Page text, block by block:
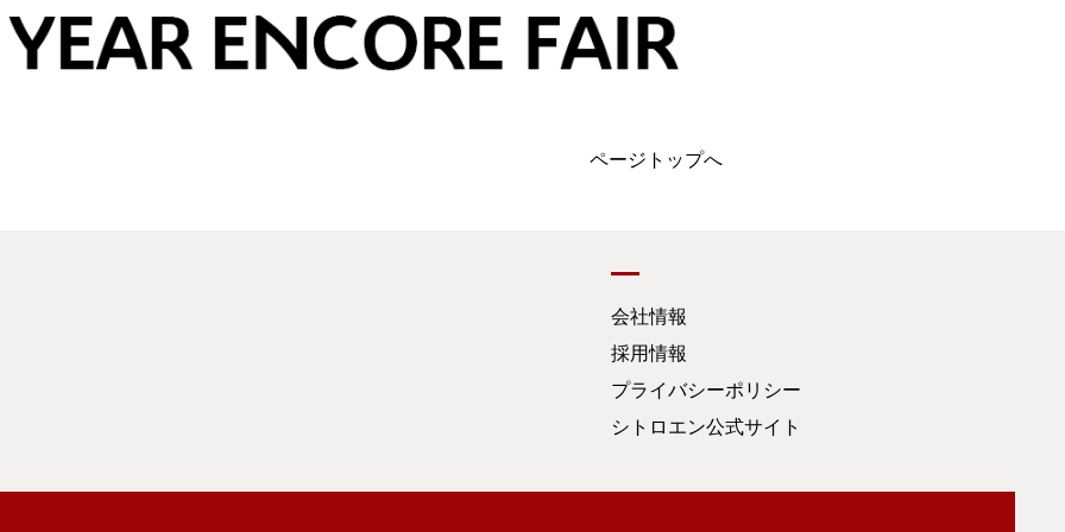
ページトップへ
会社情報
採用情報
プライバシーポリシー
シトロエン公式サイト